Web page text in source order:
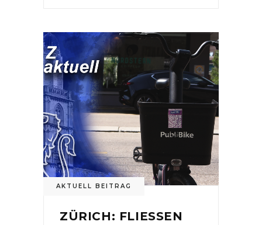
AKTUELL BEITRAG
ZÜRICH: FLIESSEN